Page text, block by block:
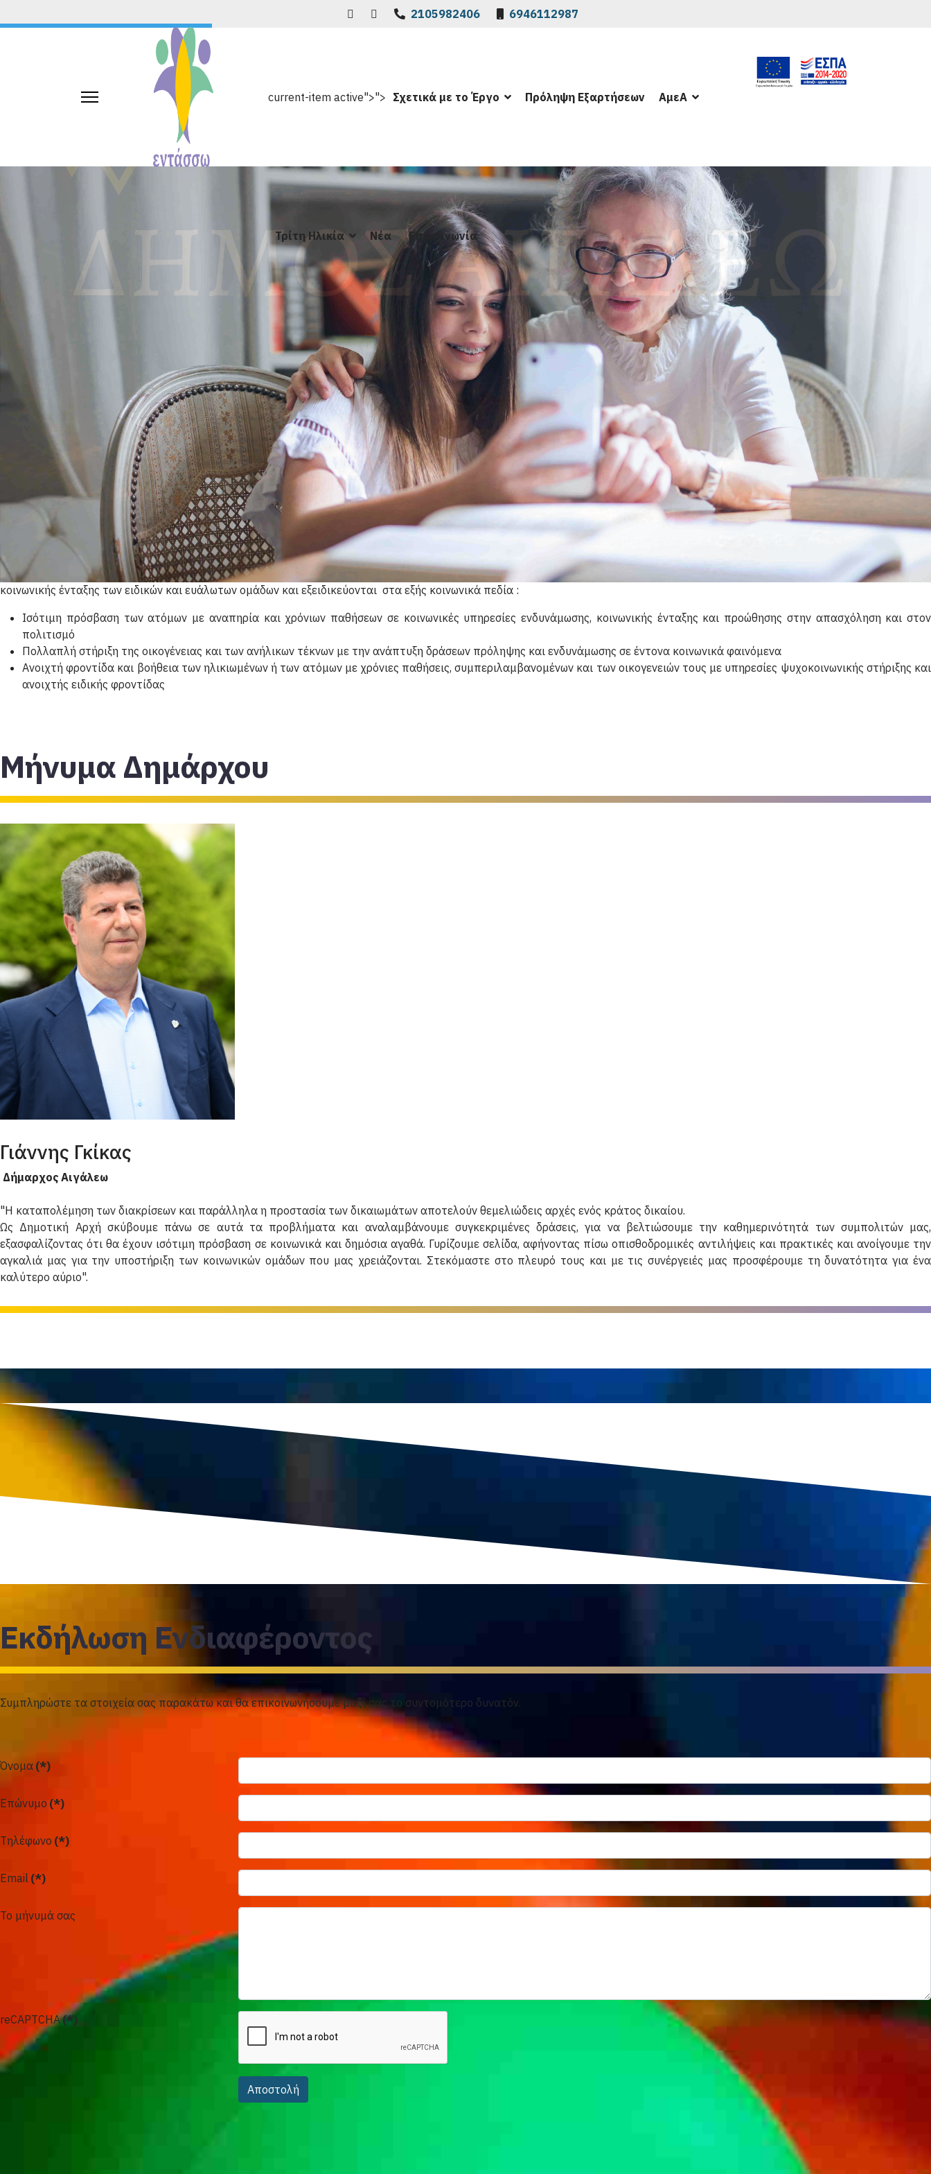
2105982406 6946112987
current-item active">"> Σχετικά με το Έργο Πρόληψη Εξαρτήσεων ΑμεΑ
Τρίτη Ηλικία Νέα Επικοινωνία
Πρόσκληση Εκδήλωσης Ενδιαφέροντος
Αίτηση Συμμετοχής
Σχολικής Μονάδας
Σχολικής Μονάδας
Σχετικά με το Έργο
Το έργο αποβλέπει στην ενίσχυση της κοινωνικής συνοχής, την αντιμετώπιση του κοινωνικού αποκλεισμού και τη βελτίωση της ποιότητας ζωής των πολιτών που ανήκουν σε
ευάλωτες και ειδικές ομάδες πληθυσμού.
Οι δράσεις του έργου προσανατολίζονται σε υπηρεσίες και παρεμβάσεις πρόληψης και αντιμετώπισης των διακρίσεων, βελτίωσης της ποιότητας ζωής και προώθησης της
κοινωνικής ένταξης των ειδικών και ευάλωτων ομάδων και εξειδικεύονται στα εξής κοινωνικά πεδία :
Ισότιμη πρόσβαση των ατόμων με αναπηρία και χρόνιων παθήσεων σε κοινωνικές υπηρεσίες ενδυνάμωσης, κοινωνικής ένταξης και προώθησης στην απασχόληση και στον
πολιτισμό
Πολλαπλή στήριξη της οικογένειας και των ανήλικων τέκνων με την ανάπτυξη δράσεων πρόληψης και ενδυνάμωσης σε έντονα κοινωνικά φαινόμενα
Ανοιχτή φροντίδα και βοήθεια των ηλικιωμένων ή των ατόμων με χρόνιες παθήσεις, συμπεριλαμβανομένων και των οικογενειών τους με υπηρεσίες ψυχοκοινωνικής στήριξης και
ανοιχτής ειδικής φροντίδας
Μήνυμα Δημάρχου
Γιάννης Γκίκας
Δήμαρχος Αιγάλεω
"Η καταπολέμηση των διακρίσεων και παράλληλα η προστασία των δικαιωμάτων αποτελούν θεμελιώδεις αρχές ενός κράτος δικαίου.
Ως Δημοτική Αρχή σκύβουμε πάνω σε αυτά τα προβλήματα και αναλαμβάνουμε συγκεκριμένες δράσεις, για να βελτιώσουμε την καθημερινότητά των συμπολιτών μας,
εξασφαλίζοντας ότι θα έχουν ισότιμη πρόσβαση σε κοινωνικά και δημόσια αγαθά. Γυρίζουμε σελίδα, αφήνοντας πίσω οπισθοδρομικές αντιλήψεις και πρακτικές και ανοίγουμε την
αγκαλιά μας για την υποστήριξη των κοινωνικών ομάδων που μας χρειάζονται. Στεκόμαστε στο πλευρό τους και με τις συνέργειές μας προσφέρουμε τη δυνατότητα για ένα
καλύτερο αύριο".
Εκδήλωση Ενδιαφέροντος
Συμπληρώστε τα στοιχεία σας παρακάτω και θα επικοινωνήσουμε μαζί σας το συντομότερο δυνατόν.
Όνομα (*)
Επώνυμο (*)
Τηλέφωνο (*)
Email (*)
Το μήνυμά σας
reCAPTCHA(*)
Αποστολή